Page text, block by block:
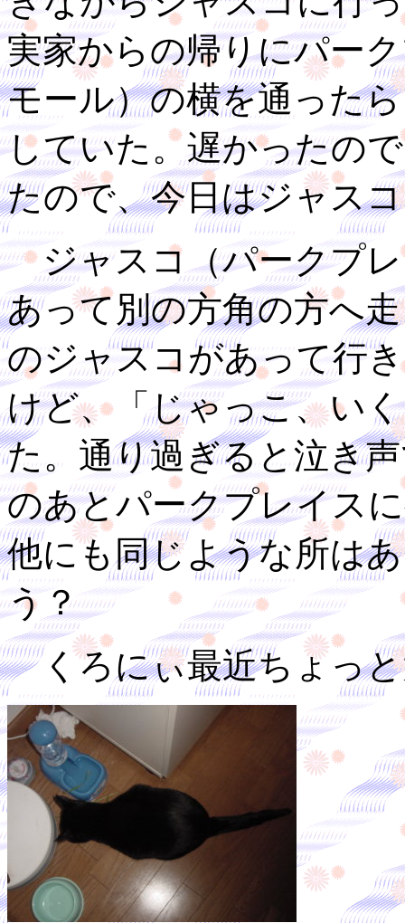
実家からの帰りにパー
モール）の横を通った
していた。遅かったの
たので、今日はジャス
ジャスコ（パークプレ
あって別の方角の方へ
のジャスコがあって行
けど、「じゃっこ、い
た。通り過ぎると泣き
のあとパークプレイス
他にも同じような所は
う？
くろにぃ最近ちょっと